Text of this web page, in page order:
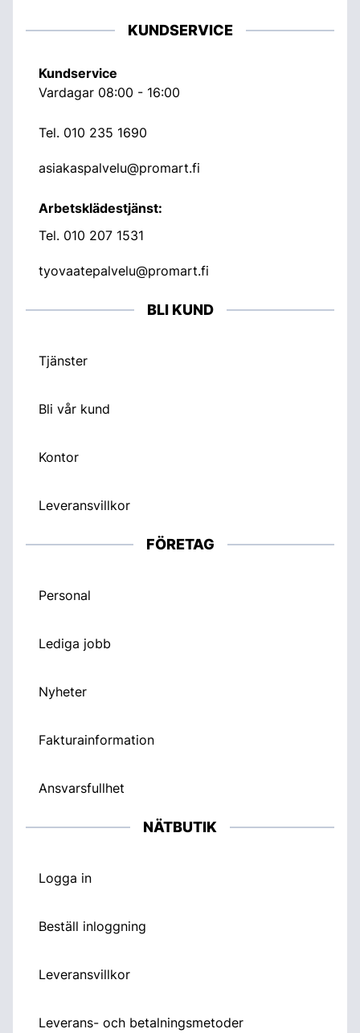
KUNDSERVICE
Kundservice
Vardagar 08:00 - 16:00
Tel. 010 235 1690
asiakaspalvelu@promart.fi
Arbetsklädestjänst:
Tel. 010 207 1531
tyovaatepalvelu@promart.fi
BLI KUND
Tjänster
Bli vår kund
Kontor
Leveransvillkor
FÖRETAG
Personal
Lediga jobb
Nyheter
Fakturainformation
Ansvarsfullhet
NÄTBUTIK
Logga in
Beställ inloggning
Leveransvillkor
Leverans- och betalningsmetoder